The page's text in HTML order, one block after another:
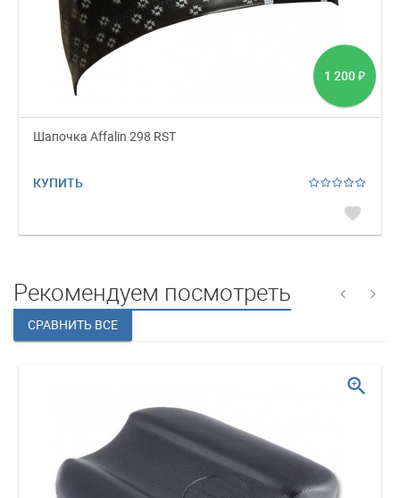
1 200 ₽
Шапочка Affalin 298 RST
КУПИТЬ
favorite
Рекомендуем посмотреть
zoom_in